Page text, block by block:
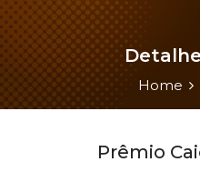
Home
Prêmio